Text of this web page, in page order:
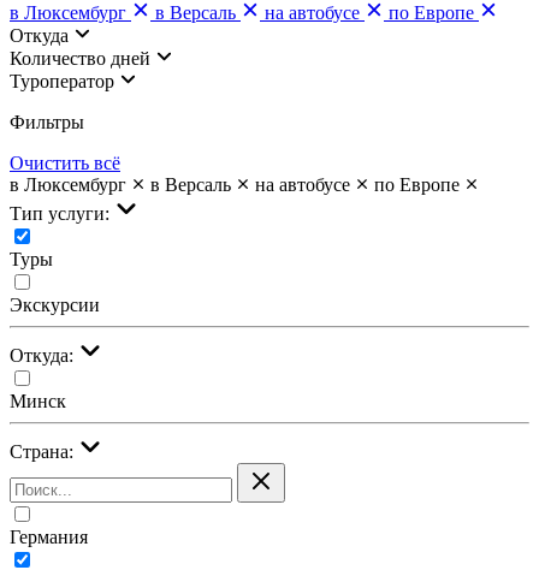
в Люксембург
в Версаль на автобусе
по Европе
Откуда
Количество дней
Туроператор
Фильтры
Очистить всё
в Люксембург
в Версаль на автобусе
по Европе
Тип услуги:
Туры
Экскурсии
Откуда:
Минск
Страна:
Германия